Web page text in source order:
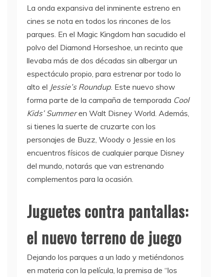
La onda expansiva del inminente estreno en
cines se nota en todos los rincones de los
parques. En el Magic Kingdom han sacudido el
polvo del Diamond Horseshoe, un recinto que
llevaba más de dos décadas sin albergar un
espectáculo propio, para estrenar por todo lo
alto el Jessie’s Roundup . Este nuevo show
forma parte de la campaña de temporada Cool
Kids’ Summeren Walt Disney World. Además,
si tienes la suerte de cruzarte con los
personajes de Buzz, Woody o Jessie en los
encuentros físicos de cualquier parque Disney
del mundo, notarás que van estrenando
complementos para la ocasión.
Juguetes contra pantallas:
el nuevo terreno de juego
Dejando los parques a un lado y metiéndonos
en materia con la película, la premisa de “los